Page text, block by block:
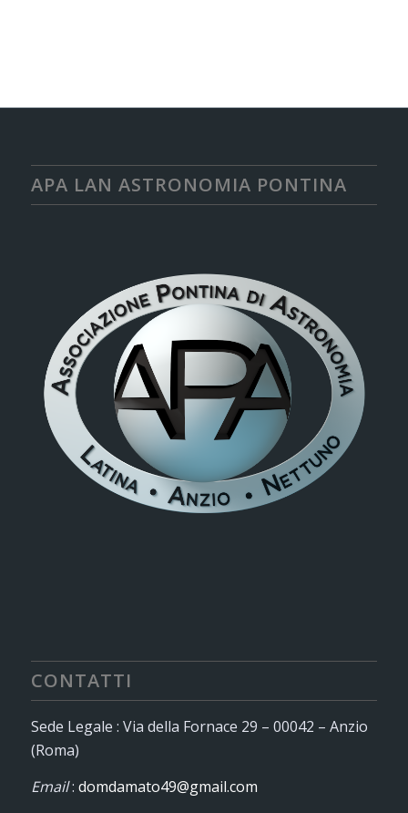
APA LAN ASTRONOMIA PONTINA
CONTATTI
Sede Legale : Via della Fornace 29 – 00042 – Anzio
(Roma)
Email: domdamato49@gmail.com